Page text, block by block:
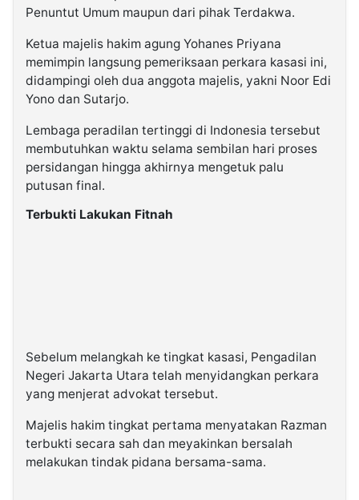
Penuntut Umum maupun dari pihak Terdakwa.
Ketua majelis hakim agung Yohanes Priyana
memimpin langsung pemeriksaan perkara kasasi ini,
didampingi oleh dua anggota majelis, yakni Noor Edi
Yono dan Sutarjo.
Lembaga peradilan tertinggi di Indonesia tersebut
membutuhkan waktu selama sembilan hari proses
persidangan hingga akhirnya mengetuk palu
putusan final.
Terbukti Lakukan Fitnah
Sebelum melangkah ke tingkat kasasi, Pengadilan
Negeri Jakarta Utara telah menyidangkan perkara
yang menjerat advokat tersebut.
Majelis hakim tingkat pertama menyatakan Razman
terbukti secara sah dan meyakinkan bersalah
melakukan tindak pidana bersama-sama.